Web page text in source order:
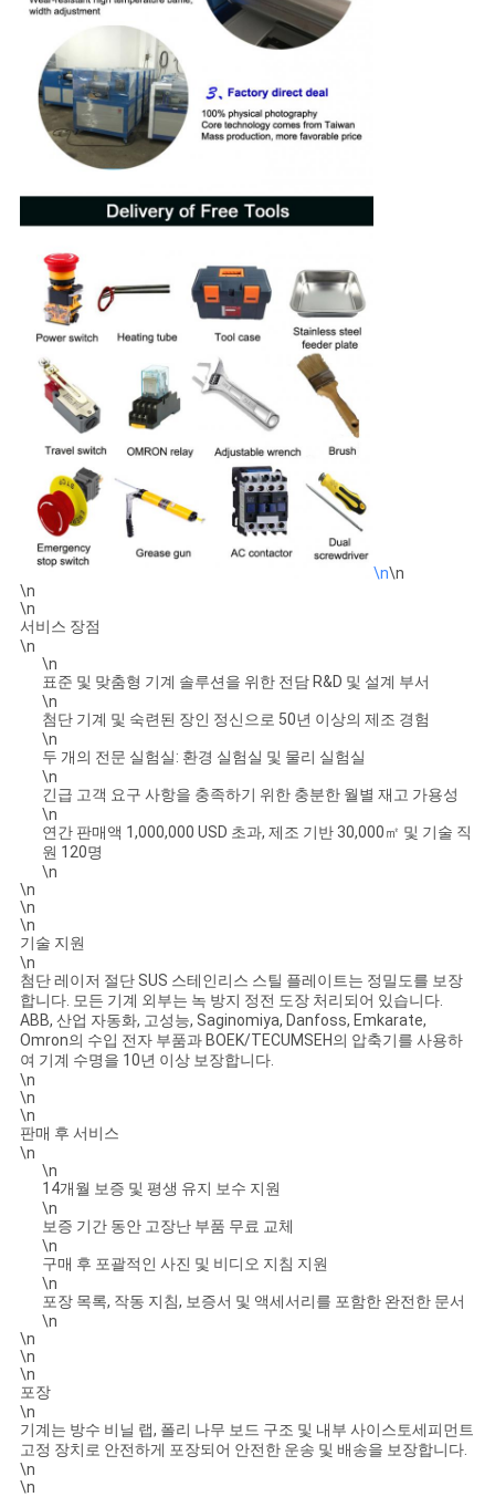
\n\n
\n
\n
서비스 장점
\n
\n
표준 및 맞춤형 기계 솔루션을 위한 전담 R&D 및 설계 부서
\n
첨단 기계 및 숙련된 장인 정신으로 50년 이상의 제조 경험
\n
두 개의 전문 실험실: 환경 실험실 및 물리 실험실
\n
긴급 고객 요구 사항을 충족하기 위한 충분한 월별 재고 가용성
\n
연간 판매액 1,000,000 USD 초과, 제조 기반 30,000㎡ 및 기술 직
원 120명
\n
\n
\n
\n
기술 지원
\n
첨단 레이저 절단 SUS 스테인리스 스틸 플레이트는 정밀도를 보장
합니다. 모든 기계 외부는 녹 방지 정전 도장 처리되어 있습니다.
ABB, 산업 자동화, 고성능, Saginomiya, Danfoss, Emkarate,
Omron의 수입 전자 부품과 BOEK/TECUMSEH의 압축기를 사용하
여 기계 수명을 10년 이상 보장합니다.
\n
\n
\n
판매 후 서비스
\n
\n
14개월 보증 및 평생 유지 보수 지원
\n
보증 기간 동안 고장난 부품 무료 교체
\n
구매 후 포괄적인 사진 및 비디오 지침 지원
\n
포장 목록, 작동 지침, 보증서 및 액세서리를 포함한 완전한 문서
\n
\n
\n
\n
포장
\n
기계는 방수 비닐 랩, 폴리 나무 보드 구조 및 내부 사이스토세피먼트
고정 장치로 안전하게 포장되어 안전한 운송 및 배송을 보장합니다.
\n
\n